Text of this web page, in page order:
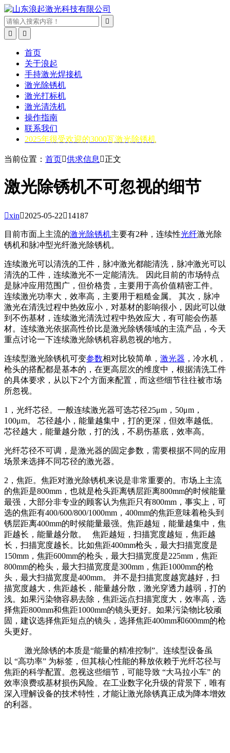



首页
关于浪起
手持激光焊接机
激光除锈机
激光打标机
激光清洗机
操作指南
联系我们
2025年很受欢迎的3000瓦激光除锈机
当前位置： 首页供求信息 正文
激光除锈机不可忽视的细节
xin2025-05-2214187
目前市面上主流的激光除锈机主要有2种，连续性光纤激光除
锈机和脉冲型光纤激光除锈机。
连续激光可以清洗的工件，脉冲激光都能清洗，脉冲激光可以
清洗的工件，连续激光不一定能清洗。 因此目前的市场特点
是脉冲应用范围广，但价格贵，主要用于高价值精密工件。
连续激光功率大，效率高，主要用于粗糙金属。 其次，脉冲
激光在清洗过程中热效应小，对基材的影响很小，因此可以做
到不伤基材，连续激光清洗过程中热效应大，有可能会伤基
材。连续激光依据高性价比是激光除锈领域的主流产品，今天
重点讨论一下连续激光除锈机容易忽视的地方。
连续型激光除锈机可变参数相对比较简单， 激光器 ，冷水机，
枪头的搭配都是基本的，在更高层次的维度中，根据清洗工件
的具体要求，从以下2个方面来配置，而这些细节往往被市场
所忽视。
1，光纤芯径。一般连续激光器可选芯径25μm，50μm，
100μm。 芯径越小，能量越集中，打的更深，但效率越低。
芯径越大，能量越分散，打的浅，不易伤基底，效率高。
光纤芯径不可调，是激光器的固定参数，需要根据不同的应用
场景来选择不同芯径的激光器。
2，焦距。焦距对激光除锈机来说是非常重要的。市场上主流
的焦距是800mm，也就是枪头距离锈层距离800mm的时候能量
最强，大部分非专业的顾客认为焦距只有800mm，事实上，可
选的焦距有400/600/800/1000mm，400mm的焦距意味着枪头到
锈层距离400mm的时候能量最强。焦距越短，能量越集中，焦
距越长，能量越分散。 焦距越短，扫描宽度越短，焦距越
长，扫描宽度越长。比如焦距400mm枪头，最大扫描宽度是
150mm，焦距600mm的枪头，最大扫描宽度是225mm，焦距
800mm的枪头，最大扫描宽度是300mm，焦距1000mm的枪
头，最大扫描宽度是400mm。 并不是扫描宽度越宽越好，扫
描宽度越大，焦距越长，能量越分散，激光穿透力越弱，打的
浅。如果污染物容易去除，焦距远点扫描宽度大，效率高，选
择焦距800mm和焦距1000mm的镜头更好。如果污染物比较顽
固，建议选择焦距短点的镜头，选择焦距400mm和600mm的枪
头更好。
激光除锈的本质是“能量的精准控制”。连续型设备虽
以 “高功率” 为标签，但其核心性能的释放依赖于光纤芯径与
焦距的科学配置。忽视这些细节，可能导致 “大马拉小车” 的
效率浪费或基材损伤风险。在工业数字化升级的背景下，唯有
深入理解设备的技术特性，才能让激光除锈真正成为降本增效
的利器。